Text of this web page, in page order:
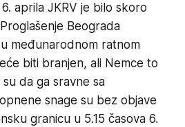
aprila JKRV je bilo skoro
Beograda
međunarodnom ratnom
biti branjen, ali Nemce to
su da ga sravne sa
snage su bez objave
granicu u 5.15 časova 6.